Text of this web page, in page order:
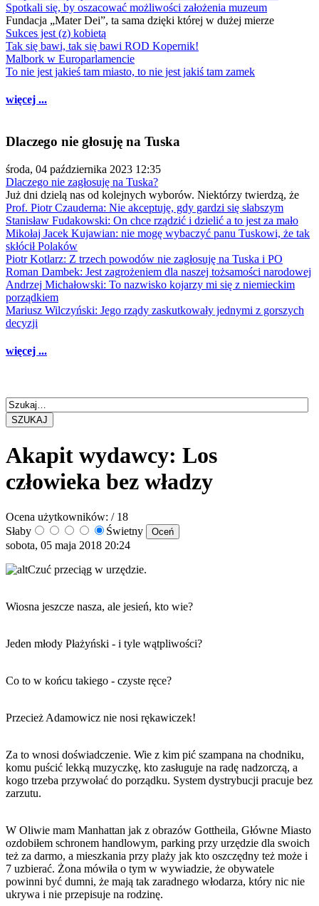
Spotkali się, by oszacować możliwości założenia muzeum
Fundacja „Mater Dei”, ta sama dzięki której w dużej mierze
Sukces jest (z) kobietą
Tak się bawi, tak się bawi ROD Kopernik!
Malbork w Europarlamencie
To nie jest jakieś tam miasto, to nie jest jakiś tam zamek
więcej ...
Dlaczego nie głosuję na Tuska
środa, 04 października 2023 12:35
Dlaczego nie zagłosuję na Tuska?
Już dni dzielą nas od kolejnych wyborów. Niektórzy twierdzą, że
Prof. Piotr Czauderna: Nie akceptuję, gdy gardzi się słabszym
Stanisław Fudakowski: On chce rządzić i dzielić a to jest za mało
Mikołaj Jacek Kujawian: nie mogę wybaczyć panu Tuskowi, że tak
skłócił Polaków
Piotr Kotlarz: Z trzech powodów nie zagłosuję na Tuska i PO
Roman Dambek: Jest zagrożeniem dla naszej tożsamości narodowej
Andrzej Michałowski: To nazwisko kojarzy mi się z niemieckim
porządkiem
Mariusz Wilczyński: Jego rządy zaskutkowały jednymi z gorszych
decyzji
więcej ...
SZUKAJ
Akapit wydawcy: Los
człowieka bez władzy
Ocena użytkowników: / 18
Słaby
Świetny
sobota, 05 maja 2018 20:24
Czuć przeciąg w urzędzie.
Wiosna jeszcze nasza, ale jesień, kto wie?
Jeden młody Płażyński - i tyle wątpliwości?
Co to w końcu takiego - czyste ręce?
Przecież Adamowicz nie nosi rękawiczek!
Za to wnosi doświadczenie. Wie z kim pić szampana na chodniku,
komu puścić lekką muzyczkę, kto zasługuje na radę nadzorczą, a
kogo trzeba przywołać do porządku. System dystrybucji pracuje bez
zarzutu.
W Oliwie mam Manhattan jak z obrazów Gottheila, Główne Miasto
ozdobiłem schronem handlowym, parking przy urzędzie dla swoich
też za darmo, a mieszkania przy plaży jak kto oszczędny też może i
7 uzbierać. Żona mówiła o tym w wywiadzie, że obywatele
powinni być dumni, że mają tak zaradnego włodarza, który nic nie
ukrywa i nie przepisuje na rodzinę.